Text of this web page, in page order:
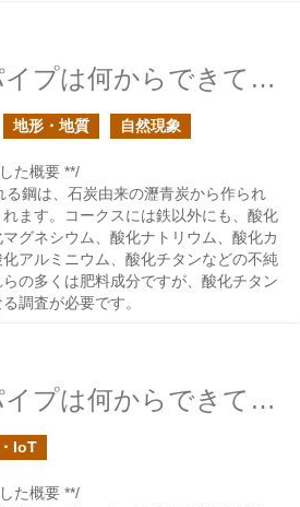
農業用の直管パイプは何からできている？３
地形・地質 自然現象
た概要 **/
る鋼は、石炭由来の瀝青炭から作られ
ます。コークスには鉄以外にも、酸化
グネシウム、酸化ナトリウム、酸化カ
アルミニウム、酸化チタンなどの不純
の多くは肥料成分ですが、酸化チタン
調査が必要です。
農業用の直管パイプは何からできている？２
IoT
た概要 **/